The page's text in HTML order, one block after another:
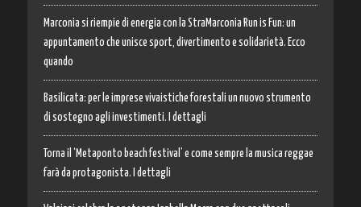
Marconia si riempie di energia con la StraMarconia Run is Fun: un
appuntamento che unisce sport, divertimento e solidarietà. Ecco
quando
Basilicata: per le imprese vivaistiche forestali un nuovo strumento
di sostegno agli investimenti. I dettagli
Torna il ‘Metaponto beach festival’ e come sempre la musica reggae
farà da protagonista. I dettagli